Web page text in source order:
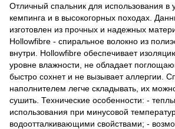
Отличный спальник для использования в
кемпинга и в высокогорных походах.
изготовлен из прочных и надежных
Hollowfibre - спиральное волокно из
внутри. Hollowfibre обеспечивает
уровне влажности, не обладает
быстро сохнет и не вызывает аллергии.
наполнителем легче складывать, их
сушить. Технические особенности: -
использования при минусовой
водоотталкивающими свойствами; -